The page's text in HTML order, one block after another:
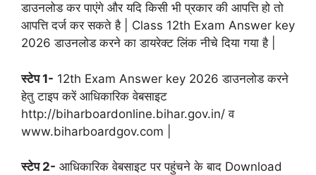
डाउनलोड कर पाएंगे और यदि किसी भी प्रकार की आपत्ति हो तो
आपत्ति दर्ज कर सकते है | Class 12th Exam Answer key
2026 डाउनलोड करने का डायरेक्ट लिंक नीचे दिया गया है |
स्टेप 1- 12th Exam Answer key 2026 डाउनलोड करने
हेतु टाइप करें आधिकारिक वेबसाइट
http://biharboardonline.bihar.gov.in/ व
www.biharboardgov.com |
स्टेप 2- आधिकारिक वेबसाइट पर पहुंचने के बाद Download